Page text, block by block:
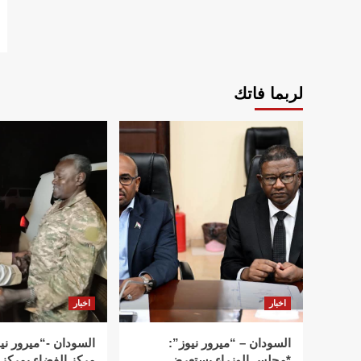
لربما فاتك
اخبار
السودان – “ميرور نيوز”:
اخبار
السودان -“ميرور